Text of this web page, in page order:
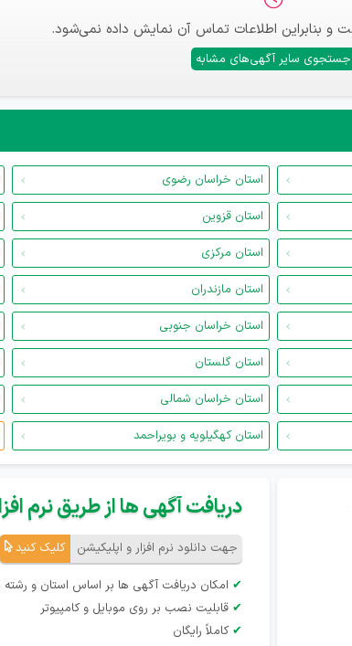
بنابراین اطلاعات تماس آن نمایش داده نمی‌شود.
جستجوی سایر آگهی‌های مشابه
استان خراسان رضوی
استان قزوین
استان مرکزی
استان مازندران
استان خراسان جنوبی
استان گلستان
استان خراسان شمالی
استان کهگیلویه و بویراحمد
دریافت آگهی ها از طریق نرم
جهت دانلود نرم افزار و اپلیکیشن کلیک کنید
✔ امکان دریافت آگهی ها بر اساس استان و
✔ قابلیت نصب بر روی موبایل و کامپیوتر
✔ کاملاً رایگان